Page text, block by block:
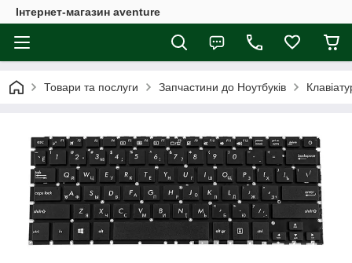
Інтернет-магазин aventure
Товари та послуги Запчастини до Ноутбуків